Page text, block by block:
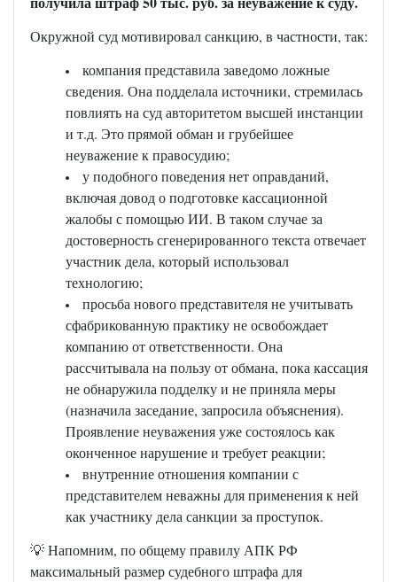
Окружной суд мотивировал санкцию, в частности, так:
компания представила заведомо ложные
сведения. Она подделала источники, стремилась
повлиять на суд авторитетом высшей инстанции
и т.д. Это прямой обман и грубейшее
неуважение к правосудию;
у подобного поведения нет оправданий,
включая довод о подготовке кассационной
жалобы с помощью ИИ. В таком случае за
достоверность сгенерированного текста отвечает
участник дела, который использовал
технологию;
просьба нового представителя не учитывать
сфабрикованную практику не освобождает
компанию от ответственности. Она
рассчитывала на пользу от обмана, пока кассация
не обнаружила подделку и не приняла меры
(назначила заседание, запросила объяснения).
Проявление неуважения уже состоялось как
оконченное нарушение и требует реакции;
внутренние отношения компании с
представителем неважны для применения к ней
как участнику дела санкции за проступок.
💡 Напомним, по общему правилу АПК РФ
максимальный размер судебного штрафа для